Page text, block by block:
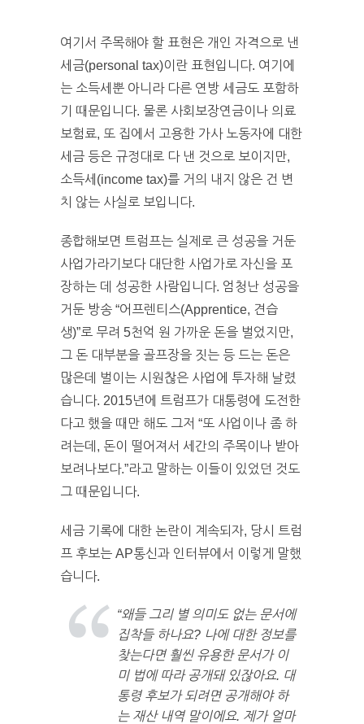
여기서 주목해야 할 표현은 개인 자격으로 낸
세금(personal tax)이란 표현입니다. 여기에
는 소득세뿐 아니라 다른 연방 세금도 포함하
기 때문입니다. 물론 사회보장연금이나 의료
보험료, 또 집에서 고용한 가사 노동자에 대한
세금 등은 규정대로 다 낸 것으로 보이지만,
소득세(income tax)를 거의 내지 않은 건 변
치 않는 사실로 보입니다.
종합해보면 트럼프는 실제로 큰 성공을 거둔
사업가라기보다 대단한 사업가로 자신을 포
장하는 데 성공한 사람입니다. 엄청난 성공을
거둔 방송 “어프렌티스(Apprentice, 견습
생)”로 무려 5천억 원 가까운 돈을 벌었지만,
그 돈 대부분을 골프장을 짓는 등 드는 돈은
많은데 벌이는 시원찮은 사업에 투자해 날렸
습니다. 2015년에 트럼프가 대통령에 도전한
다고 했을 때만 해도 그저 “또 사업이나 좀 하
려는데, 돈이 떨어져서 세간의 주목이나 받아
보려나보다.”라고 말하는 이들이 있었던 것도
그 때문입니다.
세금 기록에 대한 논란이 계속되자, 당시 트럼
프 후보는 AP통신과 인터뷰에서 이렇게 말했
습니다.
“왜들 그리 별 의미도 없는 문서에
집착들 하나요? 나에 대한 정보를
찾는다면 훨씬 유용한 문서가 이
미 법에 따라 공개돼 있잖아요. 대
통령 후보가 되려면 공개해야 하
는 재산 내역 말이에요. 제가 얼마